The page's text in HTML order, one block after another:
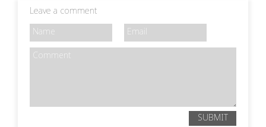
Leave a comment
SUBMIT